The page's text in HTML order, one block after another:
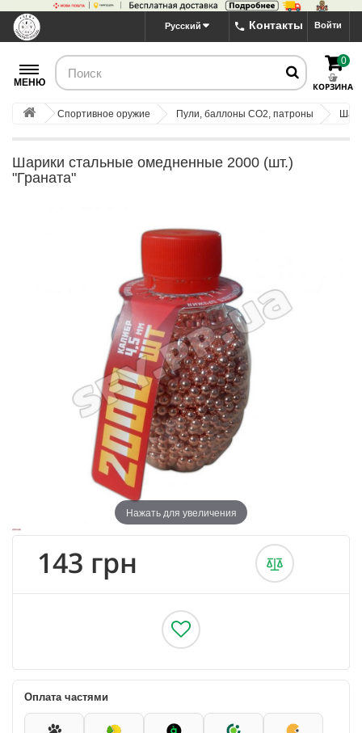
Войти
Контакты
Русский
КОРЗИНА
0
МЕНЮ
Спортивное оружие Пули, баллоны CO2, патроны
Шарики стальные омедненные 2000 (шт.)
"Граната"
Нажать для увеличения
143 грн
Оплата частями